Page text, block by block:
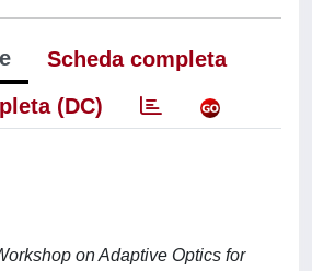
Scheda completa
(DC)
on Adaptive Optics for